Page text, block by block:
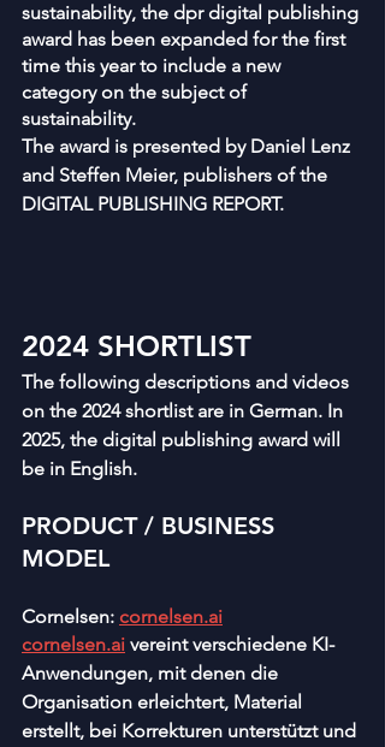
sustainability, the dpr digital publishing
award has been expanded for the first
time this year to include a new
category on the subject of
sustainability.
The award is presented by Daniel Lenz
and Steffen Meier, publishers of the
DIGITAL PUBLISHING REPORT.
2024 SHORTLIST
The following descriptions and videos
on the 2024 shortlist are in German. In
2025, the digital publishing award will
be in English.
PRODUCT / BUSINESS
MODEL
Cornelsen: cornelsen.ai
cornelsen.ai vereint verschiedene KI-
Anwendungen, mit denen die
Organisation erleichtert, Material
erstellt, bei Korrekturen unterstützt und